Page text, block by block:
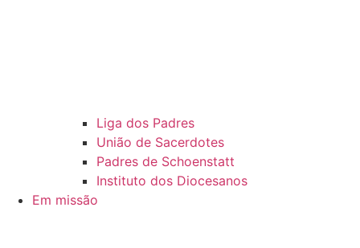
Liga dos Padres
União de Sacerdotes
Padres de Schoenstatt
Instituto dos Diocesanos
Em missão